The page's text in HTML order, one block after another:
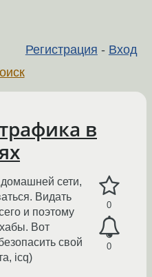
Регистрация - Вход
в
0
0
сети,
Видать
и поэтому
Вот
свой
icq)